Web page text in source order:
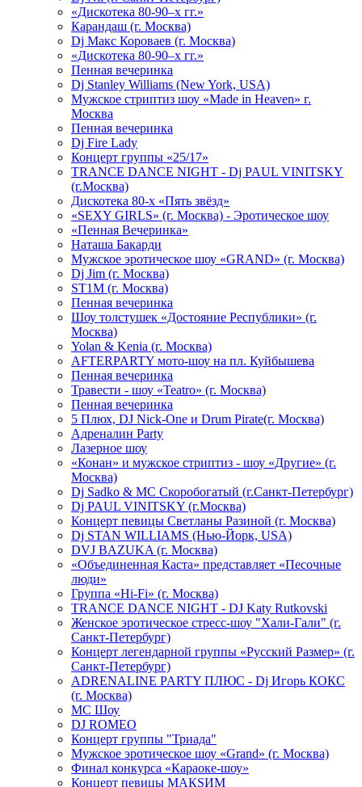
«Дискотека 80-90–х гг.»
Карандаш (г. Москва)
Dj Макс Короваев (г. Москва)
«Дискотека 80-90–х гг.»
Пенная вечеринка
Dj Stanley Williams (New York, USA)
Мужское стриптиз шоу «Made in Heaven» г.
Москва
Пенная вечеринка
Dj Fire Lady
Концерт группы «25/17»
TRANCE DANCE NIGHT - Dj PAUL VINITSKY
(г.Москва)
Дискотека 80-х «Пять звёзд»
«SEXY GIRLS» (г. Москва) - Эротическое шоу
«Пенная Вечеринка»
Hаташа Бакарди
Мужское эротическое шоу «GRAND» (г. Москва)
Dj Jim (г. Москва)
ST1M (г. Москва)
Пенная вечеринка
Шоу толстушек «Достояние Республики» (г.
Москва)
Yolan & Kenia (г. Москва)
AFTERPARTY мото-шоу на пл. Куйбышева
Пенная вечеринка
Травести - шоу «Teatro» (г. Москва)
Пенная вечеринка
5 Плюх, DJ Nick-One и Drum Pirate(г. Москва)
Адреналин Party
Лазерное шоу
«Конан» и мужское стриптиз - шоу «Другие» (г.
Москва)
Dj Sadko & МС Скоробогатый (г.Санкт-Петербург)
Dj PAUL VINITSKY (г.Москва)
Концерт певицы Светланы Разиной (г. Москва)
Dj STAN WILLIAMS (Нью-Йорк, USA)
DVJ BAZUKA (г. Москва)
«Объединенная Каста» представляет «Песочные
люди»
Группа «Hi-Fi» (г. Москва)
TRANCE DANCE NIGHT - DJ Katy Rutkovski
Женское эротическое стресс-шоу "Хали-Гали" (г.
Санкт-Петербург)
Концерт легендарной группы «Русский Размер» (г.
Санкт-Петербург)
ADRENALINE PARTY ПЛЮС - Dj Игорь КОКС
(г. Москва)
MC Шоу
DJ ROMEO
Концерт группы "Триада"
Мужское эротическое шоу «Grand» (г. Москва)
Финал конкурса «Караоке-шоу»
Концерт певицы МАКSИМ